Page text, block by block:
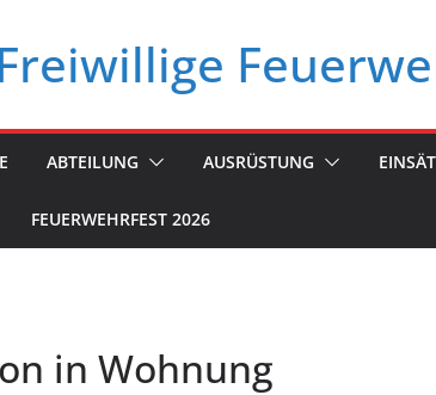
ABTEILUNG AUSRÜSTUNG
FEUERWEHRFEST 2026
in Wohnung